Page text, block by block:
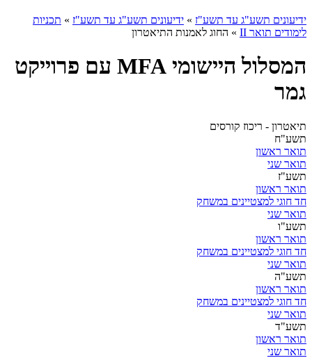
ידיעונים תשע"ג עד תשע"ז » ידיעונים תשע"ג עד תשע"ז » תכניות
לימודים תואר II
» החוג לאמנות התיאטרון
המסלול היישומי MFA עם פרוייקט
גמר
תיאטרון - ריכוז קורסים
תשע"ח
תואר ראשון
תואר שני
תשע"ז
תואר ראשון
חד חוגי למצטיינים במשחק
תואר שני
תשע"ו
תואר ראשון
חד חוגי למצטיינים במשחק
תואר שני
תשע"ה
תואר ראשון
חד חוגי למצטיינים במשחק
תואר שני
תשע"ד
תואר ראשון
תואר שני